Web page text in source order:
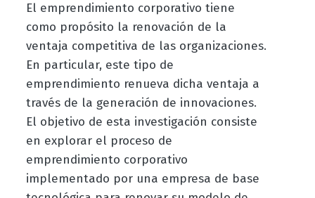
El emprendimiento corporativo tiene
como propósito la renovación de la
ventaja competitiva de las organizaciones.
En particular, este tipo de
emprendimiento renueva dicha ventaja a
través de la generación de innovaciones.
El objetivo de esta investigación consiste
en explorar el proceso de
emprendimiento corporativo
implementado por una empresa de base